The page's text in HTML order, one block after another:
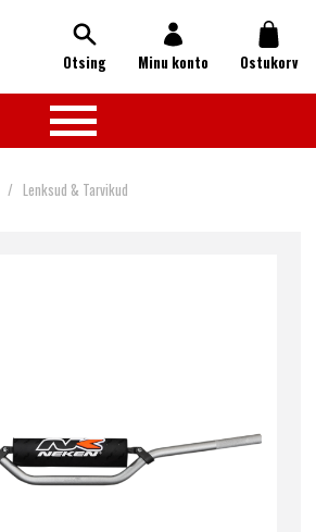
Otsing Minu konto Ostukorv
Lenksud & Tarvikud